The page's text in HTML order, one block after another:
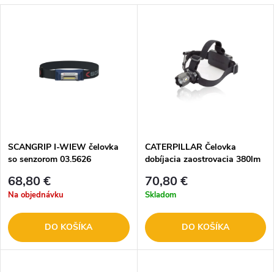
SCANGRIP I-WIEW čelovka
so senzorom 03.5626
68,80 €
Na objednávku
DO KOŠÍKA
CATERPILLAR Čelovka
dobíjacia zaostrovacia 380lm
70,80 €
Skladom
DO KOŠÍKA